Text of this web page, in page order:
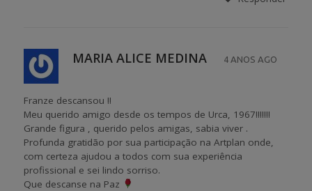
MARIA ALICE MEDINA 4 ANOS AGO
Franze descansou !!
Meu querido amigo desde os tempos de Urca, 1967!!!!!!!
Grande figura , querido pelos amigas, sabia viver .
Profunda gratidão por sua participação na Artplan onde,
com certeza ajudou a todos com sua experiência
profissional e sei lindo sorriso.
Que descanse na Paz